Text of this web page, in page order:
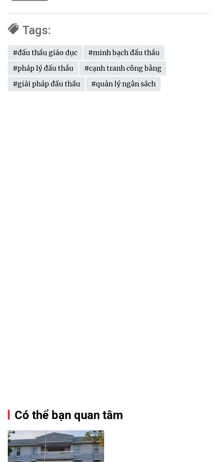
Tags:
#đấu thầu giáo dục
#minh bạch đấu thầu
#pháp lý đấu thầu
#cạnh tranh công bằng
#giải pháp đấu thầu
#quản lý ngân sách
Có thể bạn quan tâm